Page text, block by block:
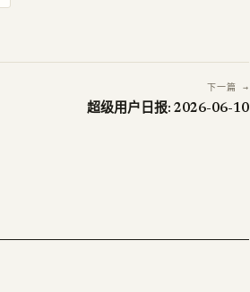
下一篇 →
超级用户日报: 2026-06-10